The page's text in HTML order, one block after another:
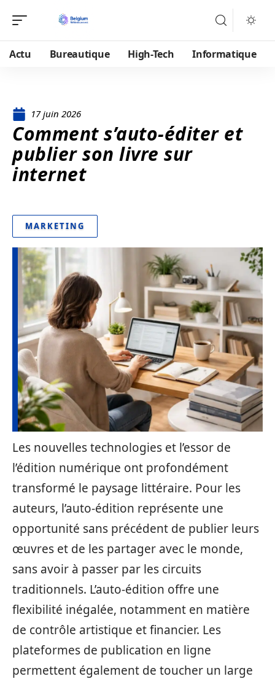
Actu Bureautique High-Tech Informatique
17 juin 2026
Comment s’auto-éditer et
publier son livre sur
internet
MARKETING
Les nouvelles technologies et l’essor de
l’édition numérique ont profondément
transformé le paysage littéraire. Pour les
auteurs, l’auto-édition représente une
opportunité sans précédent de publier leurs
œuvres et de les partager avec le monde,
sans avoir à passer par les circuits
traditionnels. L’auto-édition offre une
flexibilité inégalée, notamment en matière
de contrôle artistique et financier. Les
plateformes de publication en ligne
permettent également de toucher un large